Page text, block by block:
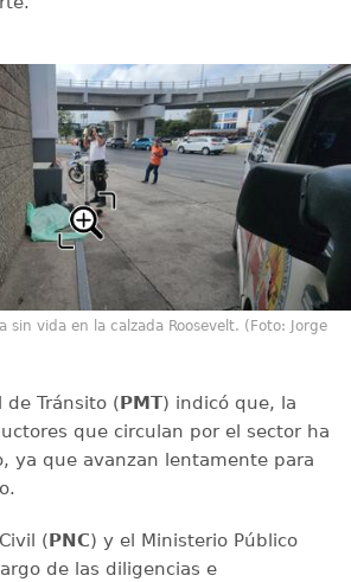
sin vida en la calzada Roosevelt. (Foto: Jorge
de Tránsito ( PMT) indicó que, la
que circulan por el sector ha
ya que avanzan lentamente para
( PNC) y el Ministerio Público
de las diligencias e